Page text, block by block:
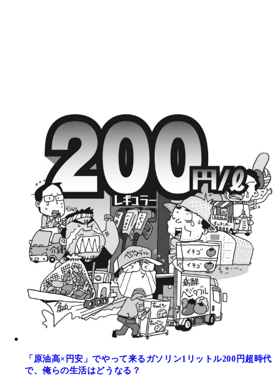
「原油高×円安」でやって来るガソリン1リットル200円超時代
で、俺らの生活はどうなる？